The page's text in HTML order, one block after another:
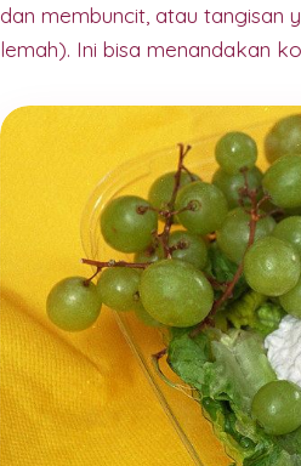
dan membuncit, atau tangisan
lemah). Ini bisa menandakan